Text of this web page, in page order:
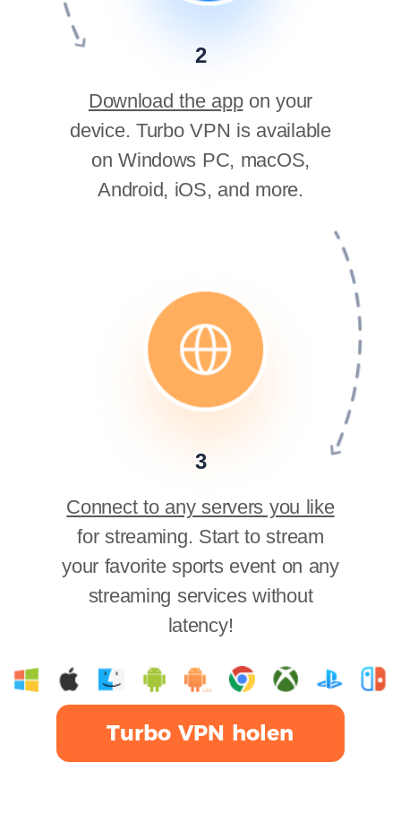
2
Download the appon your
device. Turbo VPN is available
on Windows PC, macOS,
Android, iOS, and more.
3
Connect to any servers you like
for streaming. Start to stream
your favorite sports event on any
streaming services without
latency!
Turbo VPN holen